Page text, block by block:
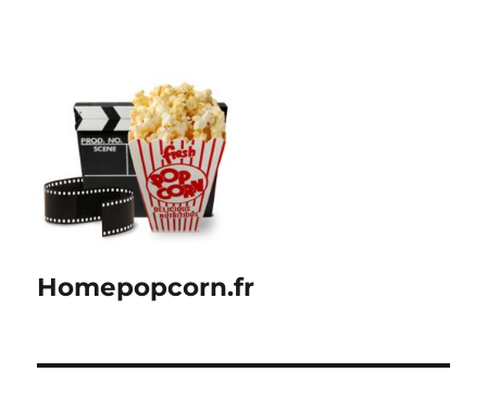
Homepopcorn.fr